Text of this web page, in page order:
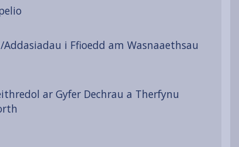
i Ffioedd am Wasnaaethsau
ar Gyfer Dechrau a Therfynu